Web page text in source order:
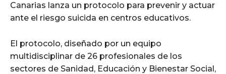
Canarias lanza un protocolo para prevenir y actuar
ante el riesgo suicida en centros educativos.
El protocolo, diseñado por un equipo
multidisciplinar de 26 profesionales de los
sectores de Sanidad, Educación y Bienestar Social,